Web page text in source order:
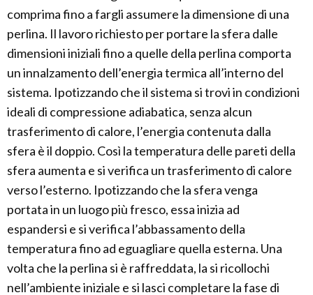
comprima fino a fargli assumere la dimensione di una
perlina. Il lavoro richiesto per portare la sfera dalle
dimensioni iniziali fino a quelle della perlina comporta
un innalzamento dell’energia termica all’interno del
sistema. Ipotizzando che il sistema si trovi in condizioni
ideali di compressione adiabatica, senza alcun
trasferimento di calore, l’energia contenuta dalla
sfera è il doppio. Così la temperatura delle pareti della
sfera aumenta e si verifica un trasferimento di calore
verso l’esterno. Ipotizzando che la sfera venga
portata in un luogo più fresco, essa inizia ad
espandersi e si verifica l’abbassamento della
temperatura fino ad eguagliare quella esterna. Una
volta che la perlina si è raffreddata, la si ricollochi
nell’ambiente iniziale e si lasci completare la fase di